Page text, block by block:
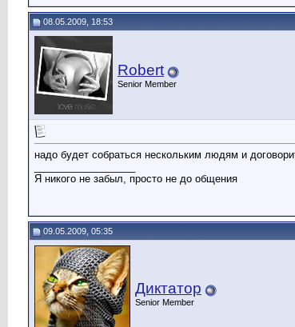
08.05.2009, 18:53
Robert
Senior Member
надо будет собраться нескольким людям и
Я никого не забыл, просто не до общения
09.05.2009, 05:35
Диктатор
Senior Member